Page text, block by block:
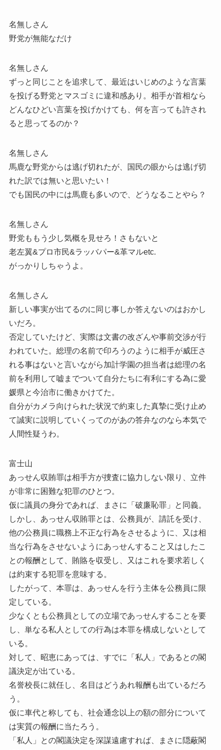
名無しさん
野党が無能なだけ
名無しさん
ずっと同じことを追求して、最近はいじめのような言葉
を投げる野党とマスゴミに違和感あり。相手が首相なら
どんなひどい言葉を投げかけても、何を言っても許され
ると思ってるのか？
名無しさん
馬鹿な野党からは逃げ切れたが、国民の眼からは逃げ切
れた訳では無いと思いたい！
でも国民の中には馬鹿も多いので、どうなることやら？
名無しさん
野党ももう少し気概を見せろ！さもないと
老左翼&プロ市民&ラッバパー&革マルetc.
がっかりしちゃうよ。
名無しさん
新しい事実が出てるのに同じ事しか答えないのはおかし
いだろ。
否定していたけど、実際は文書の改ざんや事前交渉が行
われていた。総理の名前で印ろうのように相手が威圧さ
れる事はないと言いながら加計学園の担当者は総理の名
前を利用して嘘までついて自分たちに有利にする為に愛
媛県と今治市に働きかけてた。
自分がカメラ向けられた状況で約束した真摯に受け止め
て誠実に説明していくってのがあの答弁なのなら本気で
人間性疑うわ。
富士山
あっせん収賄罪は相手方が捜査に協力しない限り、立件
が非常に困難な犯罪のひとつ。
仮に議員の身分であれば、まさに「破廉恥罪」と同義。
しかし、あっせん収賄罪とは、公務員が、請託を受け、
他の公務員に職務上不正な行為をさせるように、又は相
当な行為をさせないようにあっせんすること又はしたこ
との報酬として、賄賂を収受し、又はこれを要求若しく
は約束する犯罪を意味する。
したがって、本罪は、あっせんを行う主体を公務員に限
定している。
少なくとも公務員としての立場であっせんすることを要
し、単なる私人としての行為は本罪を構成しないとして
いる。
対して、昭恵にあっては、すでに「私人」であるとの閣
議決定が出ている。
名誉校長に就任し、名目はどうあれ報酬も出ているだろ
う。
仮に車代と称しても、社会通念以上の額の部分について
は実質の報酬に当たろう。
「私人」との閣議決定を深謀遠慮すれば、まさに隠蔽閣